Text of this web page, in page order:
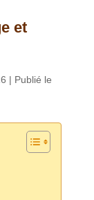
et
| Publié le